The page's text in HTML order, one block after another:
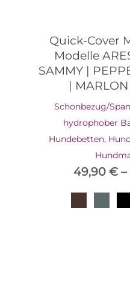
Quick-Cover
Modelle
SAMMY |
|
Schonbezug/
hydrophober
Hundebetten,
49,90€ –